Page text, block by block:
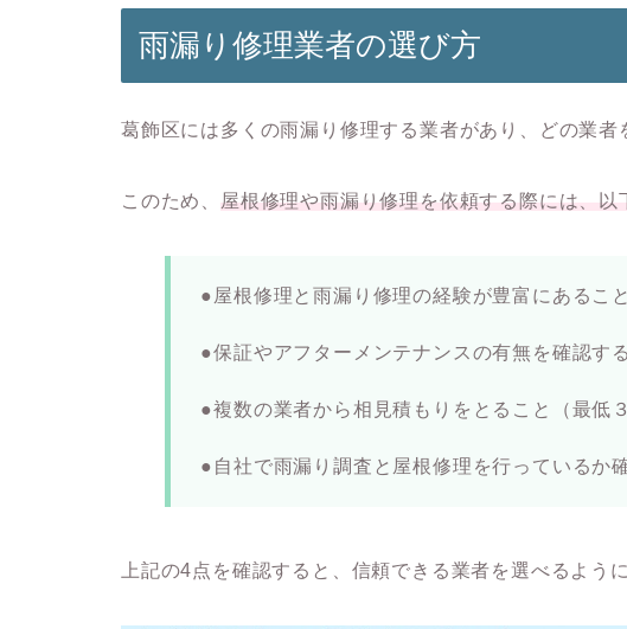
雨漏り修理業者の選び方
葛飾区には多くの雨漏り修理する業者があり、どの業者
このため、 屋根修理や雨漏り修理を依頼する際には、以
●屋根修理と雨漏り修理の経験が豊富にあること
●保証やアフターメンテナンスの有無を確認す
●複数の業者から相見積もりをとること（最低３
●自社で雨漏り調査と屋根修理を行っているか
上記の4点を確認すると、信頼できる業者を選べるよう